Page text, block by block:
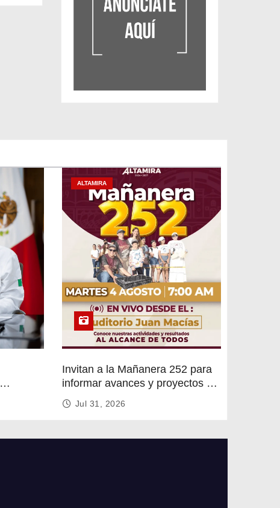
ALTAMIRA
Invitan a la Mañanera 252 para
informar avances y proyectos de
Altamira
Jul 31, 2026